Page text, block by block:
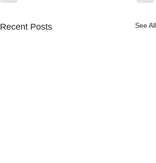
Recent Posts See All